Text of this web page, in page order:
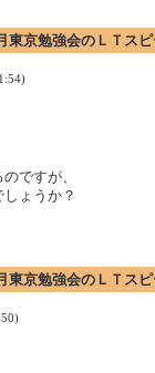
東京勉強会のＬＴス
ですが、
ょうか？
東京勉強会のＬＴス